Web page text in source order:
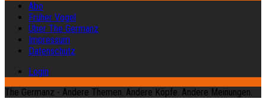
Abo
Früher Vogel
Über The Germanz
Impressum
Datenschutz
Login
The Germanz - Andere Themen. Andere Köpfe. Andere Meinungen.